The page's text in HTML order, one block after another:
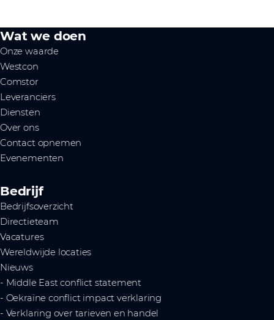
Wat we doen
Onze waarde
Westcon
Comstor
Leveranciers
Diensten
Over ons
Contact opnemen
Evenementen
Bedrijf
Bedrijfsoverzicht
Directieteam
Vacatures
Wereldwijde locaties
Nieuws
- Middle East conflict statement
- Oekraïne conflict impact verklaring
- Verklaring over tarieven en handel